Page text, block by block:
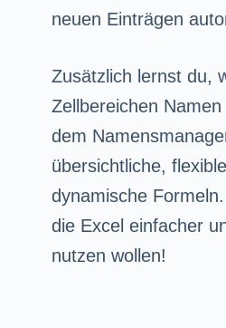
neuen Einträgen
Zusätzlich lernst du,
Zellbereichen
dem
übersichtliche,
dynamische
die Excel einfacher
nutzen wollen!